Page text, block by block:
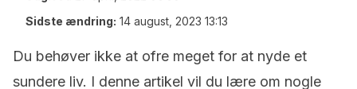
Sidste ændring: 14 august, 2023 13:13
Du behøver ikke at ofre meget for at nyde et
sundere liv. I denne artikel vil du lære om nogle